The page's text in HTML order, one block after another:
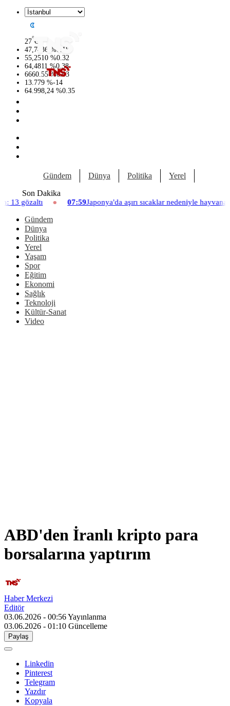
27°C
47,7436 %0.18
55,2510 %0.32
64,4811 %0.38
6660.55 %0.03
13.779 %-14
64.998,24 %0.35
Gündem Dünya Politika Yerel
Son Dakika
07:59Japonya'da aşırı sıcaklar nedeniyle hayvanat bahçesinde üç
Gündem
Dünya
Politika
Yerel
Yaşam
Spor
Eğitim
Ekonomi
Sağlık
Teknoloji
Kültür-Sanat
Video
ABD'den İranlı kripto para
borsalarına yaptırım
Haber Merkezi
Editör
03.06.2026 - 00:56Yayınlanma
03.06.2026 - 01:10 Güncelleme
Paylaş
Linkedin
Pinterest
Telegram
Yazdır
Kopyala